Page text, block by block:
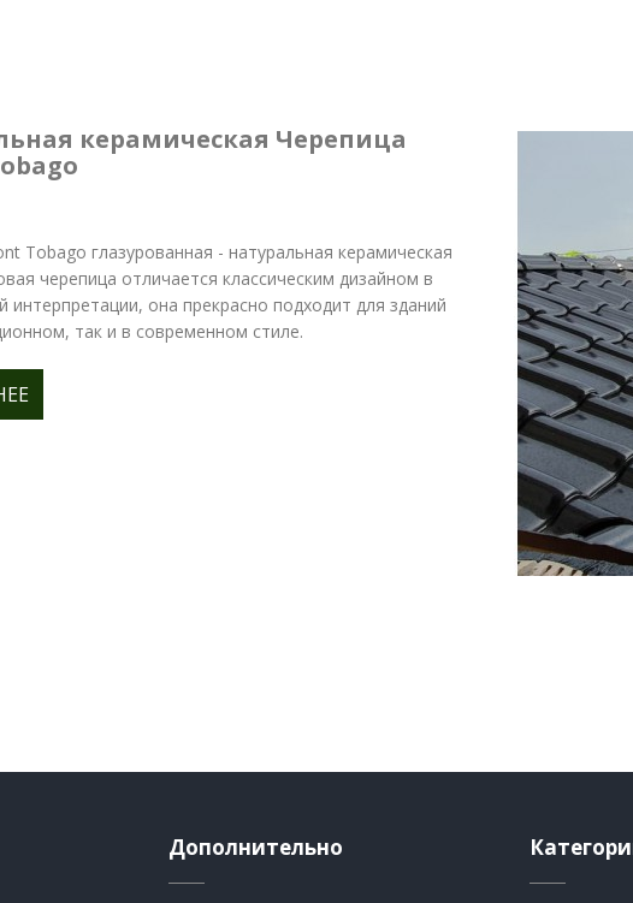
керамическая Черепица
Tobago глазурованная - натуральная керамическая
черепица отличается классическим дизайном в
интерпретации, она прекрасно подходит для зданий
так и в современном стиле.
Дополнительно